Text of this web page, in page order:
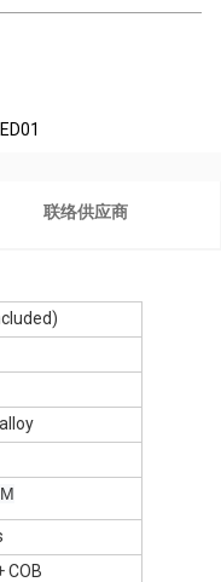
联络供应商
COB